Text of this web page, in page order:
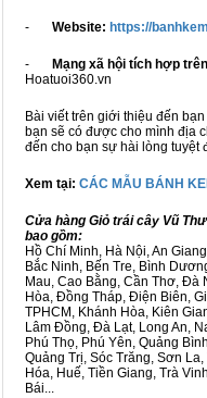
- Website: https://
- Mạng xã hội tích hợp
Hoatuoi360.vn
Bài viết trên giới thiệu đến bạn
bạn sẽ có được cho mình địa
đến cho bạn sự hài lòng tuyệt
Xem tại: CÁC MẪU BÁNH
Cửa hàng Giỏ trái cây Vũ
bao gồm:
Hồ Chí Minh, Hà Nội, An
Bắc Ninh, Bến Tre, Bình
Mau, Cao Bằng, Cần Thơ,
Hòa, Đồng Tháp, Điện Biên,
TPHCM, Khánh Hòa, Kiên
Lâm Đồng, Đà Lạt, Long An,
Phú Thọ, Phú Yên, Quảng
Quảng Trị, Sóc Trăng, Sơn
Hóa, Huế, Tiền Giang, Trà
Bái...